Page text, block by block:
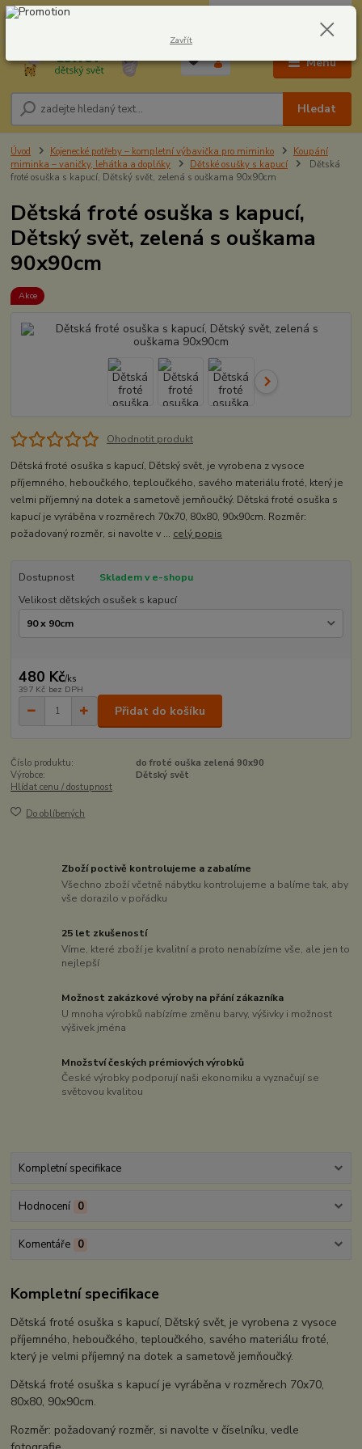
Menu
Hledat
604278943 0,00 Kč
Úvod Kojenecké potřeby – kompletní výbavička pro miminko
Koupání
miminka – vaničky, lehátka a doplňky
Dětské osušky s kapucí
Dětská
froté osuška s kapucí, Dětský svět, zelená s ouškama 90x90cm
Dětská froté osuška s kapucí,
Dětský svět, zelená s ouškama
90x90cm
Akce
Ohodnotit produkt
Dětská froté osuška s kapucí, Dětský svět, je vyrobena z vysoce
příjemného, heboučkého, teploučkého, savého materiálu froté, který je
velmi příjemný na dotek a sametově jemňoučký. Dětská froté osuška s
kapucí je vyráběna v rozměrech 70x70, 80x80, 90x90cm. Rozměr:
požadovaný rozměr, si navolte v ... celý popis
Dostupnost
Skladem v e-shopu
Velikost dětských osušek s kapucí
480 Kč/ks
397 Kč bez DPH
Přidat do košíku
Číslo produktu:
do froté ouška zelená 90x90
Výrobce:
Dětský svět
Hlídat cenu / dostupnost
Do oblíbených
Zboží poctivě kontrolujeme a zabalíme
Všechno zboží včetně nábytku kontrolujeme a balíme tak, aby
vše dorazilo v pořádku
25 let zkušeností
Víme, které zboží je kvalitní a proto nenabízíme vše, ale jen to
nejlepší
Možnost zakázkové výroby na přání zákazníka
U mnoha výrobků nabízíme změnu barvy, výšivky i možnost
výšivek jména
Množství českých prémiových výrobků
České výrobky podporují naši ekonomiku a vyznačují se
světovou kvalitou
Kompletní specifikace
Hodnocení 0
Komentáře 0
Kompletní specifikace
Dětská froté osuška s kapucí, Dětský svět, je vyrobena z vysoce
příjemného, heboučkého, teploučkého, savého materiálu froté,
který je velmi příjemný na dotek a sametově jemňoučký.
Dětská froté osuška s kapucí je vyráběna v rozměrech 70x70,
80x80, 90x90cm.
Rozměr: požadovaný rozměr, si navolte v číselníku, vedle
Zavřít